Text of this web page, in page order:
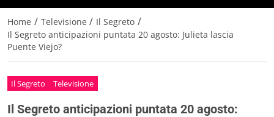
Home / Televisione / Il Segreto /
Il Segreto anticipazioni puntata 20 agosto: Julieta lascia
Puente Viejo?
Il Segreto Televisione
Il Segreto anticipazioni puntata 20 agosto: